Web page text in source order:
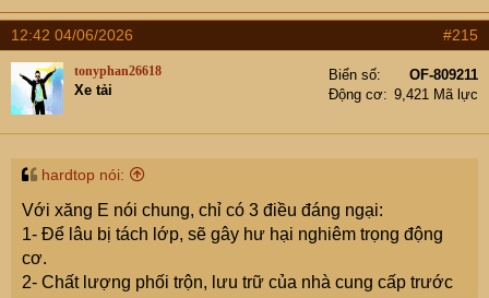
12:42 04/06/2026 #215
tonyphan26618
Xe tải
Biển số
OF-809211
Động cơ
9,421 Mã lực
hardtop nói:
Với xăng E nói chung, chỉ có 3 điều đáng ngại:
1- Để lâu bị tách lớp, sẽ gây hư hại nghiêm trọng động
cơ.
2- Chất lượng phối trộn, lưu trữ của nhà cung cấp trước